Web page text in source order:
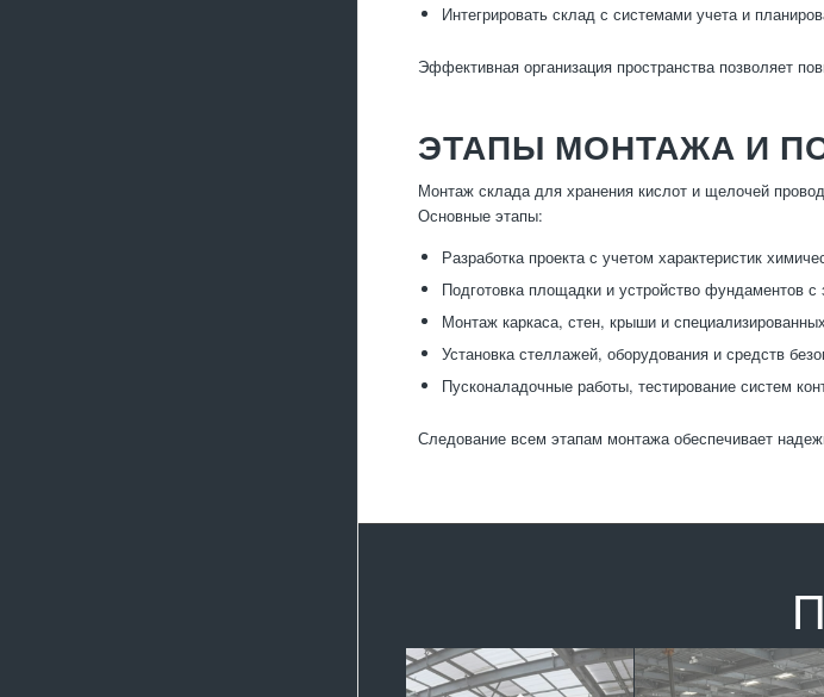
Интегрировать склад с системами учета и
Эффективная организация пространства позволяет
ЭТАПЫ МОНТАЖА И
Монтаж склада для хранения кислот и щелочей
Основные этапы:
Разработка проекта с учетом характеристик
Подготовка площадки и устройство фундаментов с
Монтаж каркаса, стен, крыши и
Установка стеллажей, оборудования и средств
Пусконаладочные работы, тестирование систем
Следование всем этапам монтажа обеспечивает